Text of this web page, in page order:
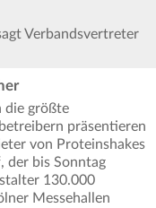
Verbandsvertreter
die größte
präsentieren
von Proteinshakes
der bis Sonntag
130.000
Messehallen